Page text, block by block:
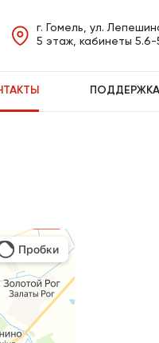
г. Гомель, ул.
5 этаж, кабинеты 5.6-
ПОДДЕРЖКА